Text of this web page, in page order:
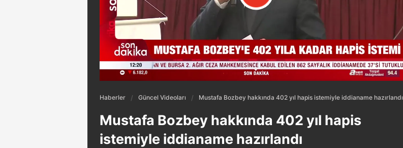
Haberler Güncel Videoları Mustafa Bozbey hakkında 402 yıl hapis istemiyle iddianame hazırlandı
Mustafa Bozbey hakkında 402 yıl hapis
istemiyle iddianame hazırlandı